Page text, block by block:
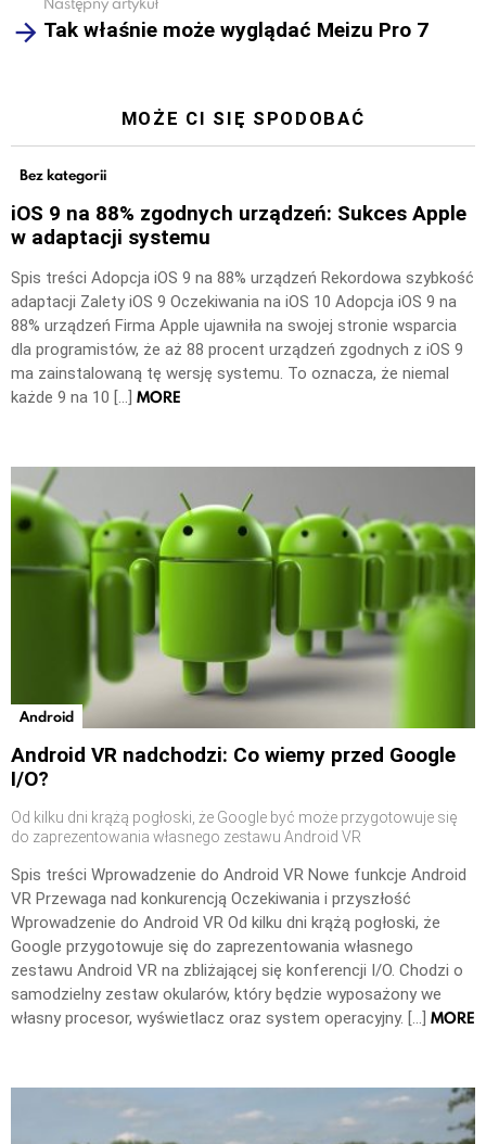
Tak właśnie może wyglądać Meizu Pro 7
MOŻE CI SIĘ SPODOBAĆ
Bez kategorii
iOS 9 na 88% zgodnych urządzeń: Sukces Apple
w adaptacji systemu
Spis treści Adopcja iOS 9 na 88% urządzeń Rekordowa szybkość
adaptacji Zalety iOS 9 Oczekiwania na iOS 10 Adopcja iOS 9 na
88% urządzeń Firma Apple ujawniła na swojej stronie wsparcia
dla programistów, że aż 88 procent urządzeń zgodnych z iOS 9
ma zainstalowaną tę wersję systemu. To oznacza, że niemal
każde 9 na 10 […] MORE
Android
Android VR nadchodzi: Co wiemy przed Google
I/O?
Od kilku dni krążą pogłoski, że Google być może przygotowuje się
do zaprezentowania własnego zestawu Android VR
Spis treści Wprowadzenie do Android VR Nowe funkcje Android
VR Przewaga nad konkurencją Oczekiwania i przyszłość
Wprowadzenie do Android VR Od kilku dni krążą pogłoski, że
Google przygotowuje się do zaprezentowania własnego
zestawu Android VR na zbliżającej się konferencji I/O. Chodzi o
samodzielny zestaw okularów, który będzie wyposażony we
własny procesor, wyświetlacz oraz system operacyjny. […] MORE